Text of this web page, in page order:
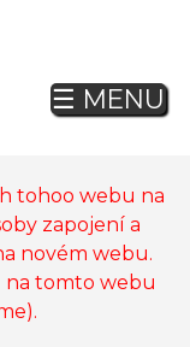
tohoo webu na
zapojení a
novém webu.
na tomto webu
☰ MENU